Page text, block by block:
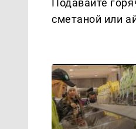
Подавайте
сметаной или